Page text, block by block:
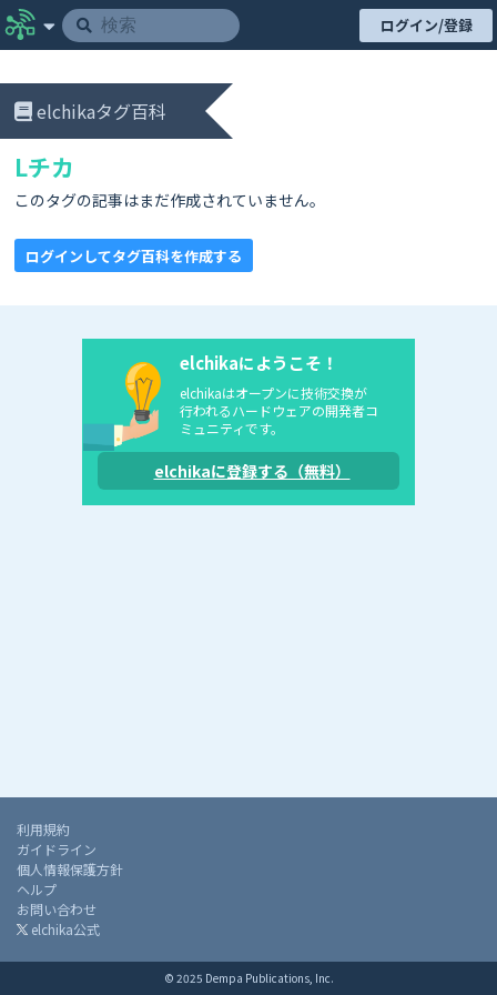
ログイン/登録
elchikaタグ百科
Lチカ
このタグの記事はまだ作成されていません。
ログインしてタグ百科を作成する
elchikaにようこそ！
elchikaはオープンに技術交換が
行われるハードウェアの開発者コ
ミュニティです。
elchikaに登録する（無料）
利用規約
ガイドライン
個人情報保護方針
ヘルプ
お問い合わせ
elchika公式
© 2025 Dempa Publications, Inc.